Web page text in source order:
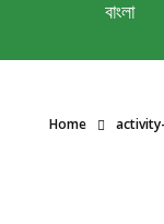
বাংলা
Home